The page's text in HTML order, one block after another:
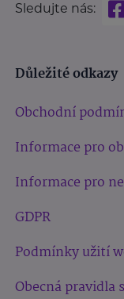
Sledujte nás:
Důležité odkazy
Obchodní
Informace pro
Informace pro
GDPR
Podmínky užití
Obecná pravidla